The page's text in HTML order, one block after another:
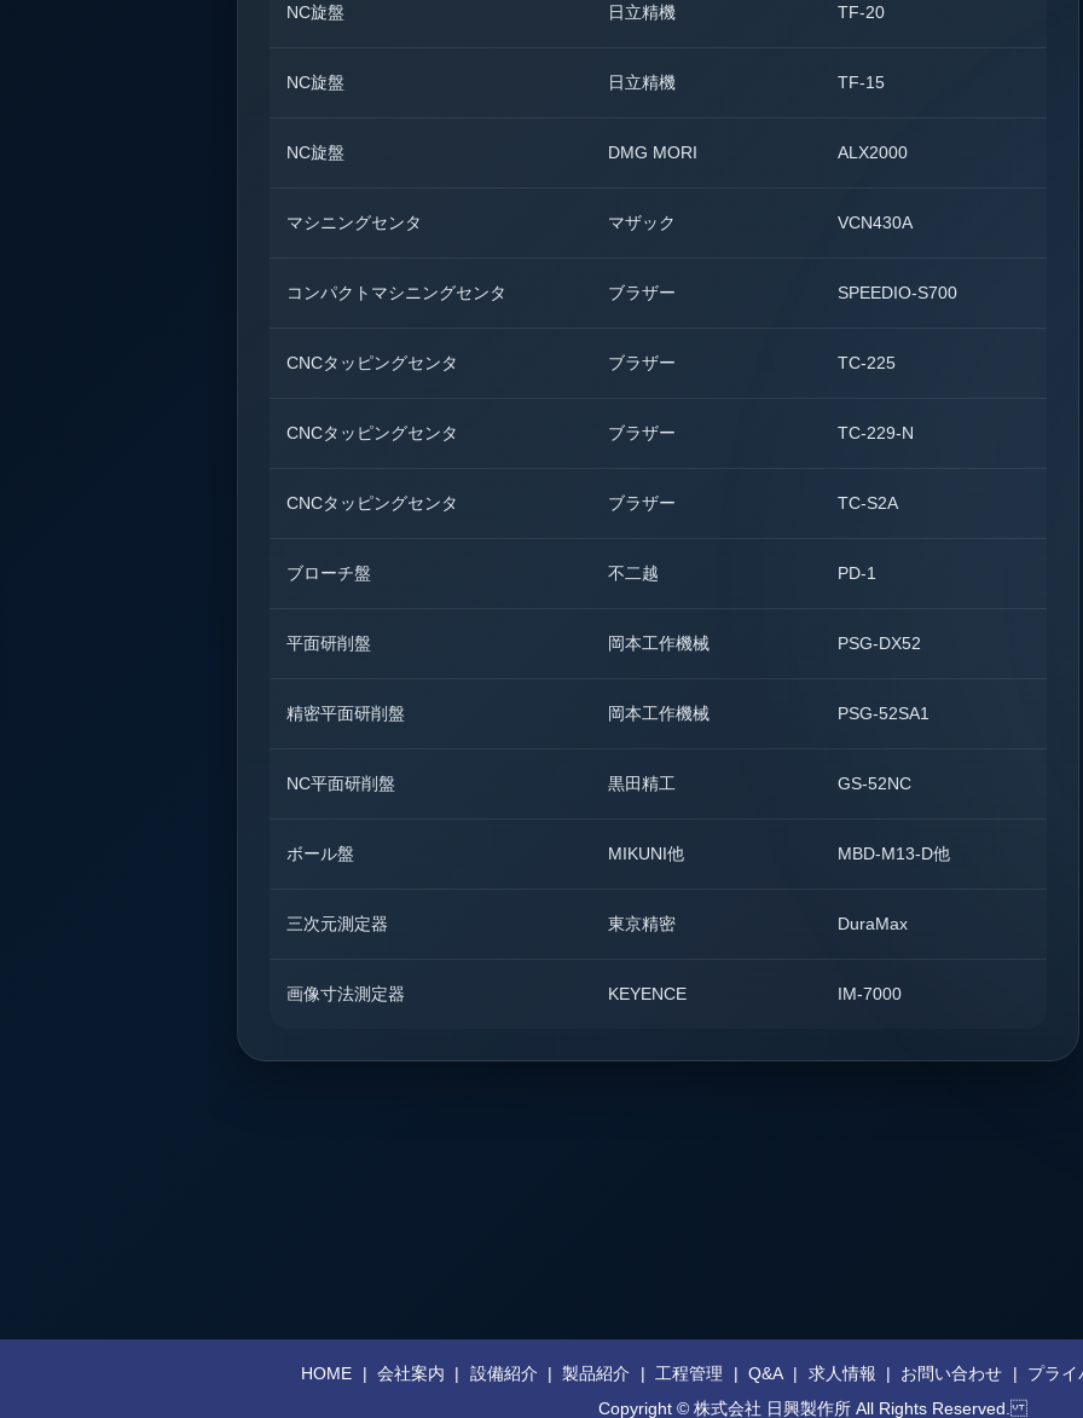
NC旋盤 日立精機 TF-20
NC旋盤 日立精機 TF-15
NC旋盤 DMG MORI ALX2000
マシニングセンタ マザック VCN430A
コンパクトマシニングセンタ ブラザー SPEEDIO-S700
CNCタッピングセンタ ブラザー TC-225
CNCタッピングセンタ ブラザー TC-229-N
CNCタッピングセンタ ブラザー TC-S2A
ブローチ盤 不二越 PD-1
平面研削盤 岡本工作機械 PSG-DX52
精密平面研削盤 岡本工作機械 PSG-52SA1
NC平面研削盤 黒田精工 GS-52NC
ボール盤 MIKUNI他 MBD-M13-D他
三次元測定器 東京精密 DuraMax
画像寸法測定器 KEYENCE IM-7000
HOME 会社案内 設備紹介 製品紹介 工程管理 Q&A 求人情報 お問い合わせ
プライ
Copyright © 株式会社 日興製作所 All Rights Reserved.